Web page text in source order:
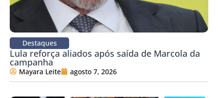
Destaques
Lula reforça aliados após saída de Marcola da
campanha
Mayara Leite agosto 7, 2026